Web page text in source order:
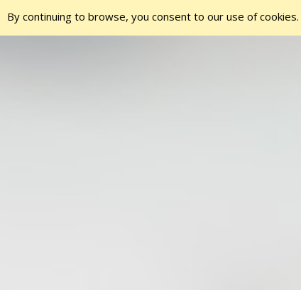
By continuing to browse, you consent to our use of cookies.